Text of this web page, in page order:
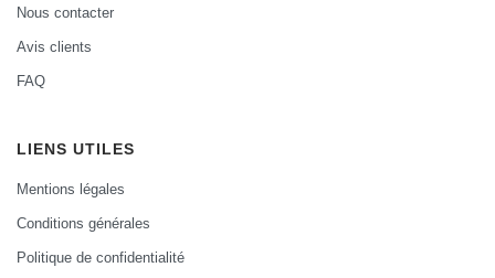
Nous contacter
Avis clients
FAQ
LIENS UTILES
Mentions légales
Conditions générales
Politique de confidentialité